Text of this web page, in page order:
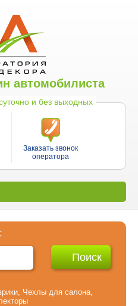
автомобилиста
и без выходных
Заказать звонок
оператора
Чехлы для салона